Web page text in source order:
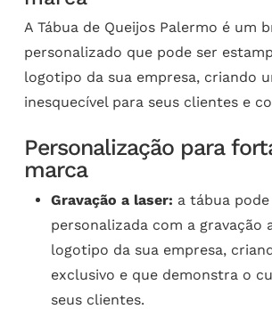
A Tábua de Queijos Palermo é um
personalizado que pode ser
logotipo da sua empresa, criando
inesquecível para seus clientes e
Personalização para
marca
Gravação a laser: a tábua pode
personalizada com a gravação
logotipo da sua empresa,
exclusivo e que demonstra o
seus clientes.